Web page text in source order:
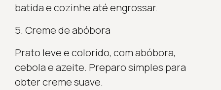
batida e cozinhe até engrossar.
5. Creme de abóbora
Prato leve e colorido, com abóbora,
cebola e azeite. Preparo simples para
obter creme suave.